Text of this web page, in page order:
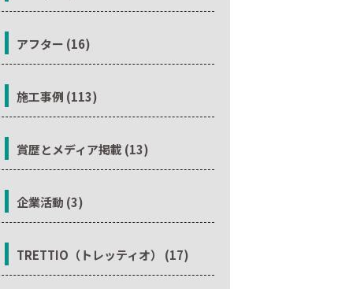
アフター (16)
施工事例 (113)
賞歴とメディア掲載 (13)
企業活動 (3)
TRETTIO（トレッティオ） (17)